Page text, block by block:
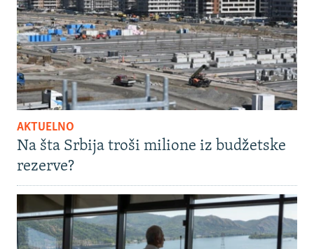
AKTUELNO
Na šta Srbija troši milione iz budžetske
rezerve?